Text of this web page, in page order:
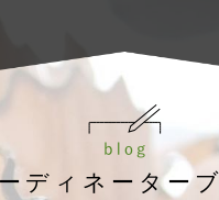
ディネーター